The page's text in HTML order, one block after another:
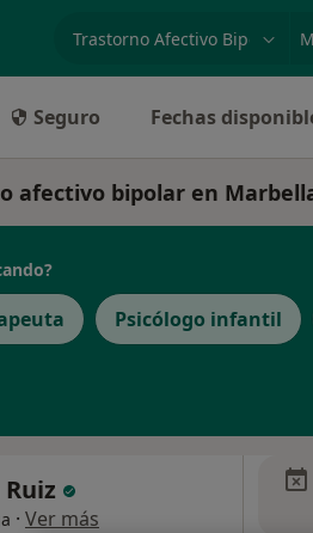
Seguro Fechas
afectivo bipolar en
Psicólogo infantil
Ruiz
· Ver más